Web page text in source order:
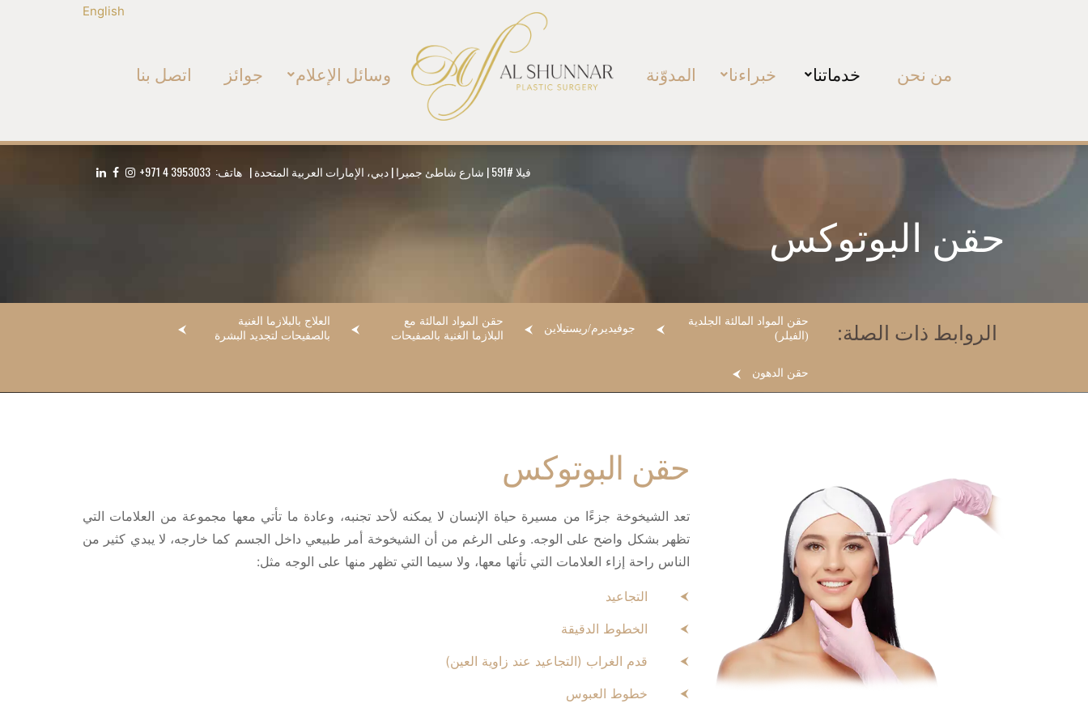
English
من نحن خدماتنا خبراءنا المدوّنة وسائل الإعلام جوائز اتصل بنا
+971 4 3953033 فيلا #591 | شارع شاطئ جميرا | دبي، الإمارات العربية المتحدة | هاتف:
حقن البوتوكس
الروابط ذات الصلة:
حقن المواد المالئة الجلدية
(الفيلر)
جوفيديرم/ريستيلاين
حقن المواد المالئة مع
البلازما الغنية بالصفيحات
العلاج بالبلازما الغنية
بالصفيحات لتجديد البشرة
حقن الدهون
حقن البوتوكس
تعد الشيخوخة جزءًا من مسيرة حياة الإنسان لا يمكنه لأحد تجنبه، وعادة ما تأتي معها مجموعة من العلامات التي
تظهر بشكل واضح على الوجه. وعلى الرغم من أن الشيخوخة أمر طبيعي داخل الجسم كما خارجه، لا يبدي كثير من
الناس راحة إزاء العلامات التي تأتها معها، ولا سيما التي تظهر منها على الوجه مثل:
التجاعيد
الخطوط الدقيقة
قدم الغراب (التجاعيد عند زاوية العين)
خطوط العبوس